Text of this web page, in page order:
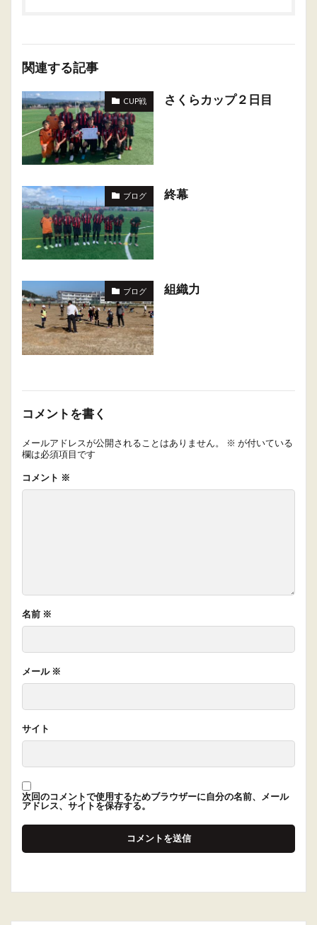
関連する記事
CUP戦 さくらカップ２日目
ブログ 終幕
ブログ 組織力
コメントを書く
メールアドレスが公開されることはありません。 ※ が付いている
欄は必須項目です
コメント ※
名前 ※
メール ※
サイト
次回のコメントで使用するためブラウザーに自分の名前、メール
アドレス、サイトを保存する。